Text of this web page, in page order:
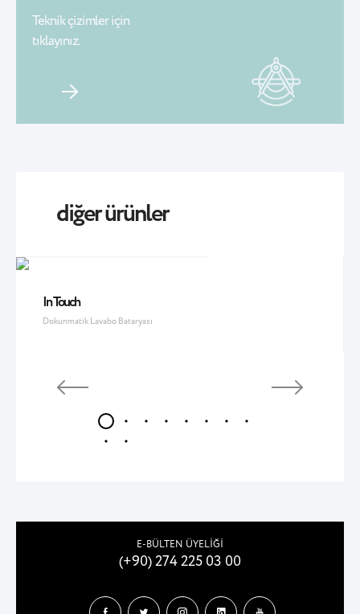
Teknik çizimler için
tıklayınız.
diğer ürünler
In Touch
Dokunmatik Lavabo Bataryası
E-BÜLTEN ÜYELİĞİ
(+90) 274 225 03 00